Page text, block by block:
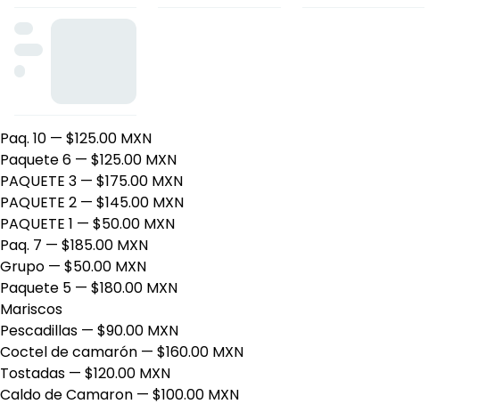
Producto extra
— $15.00 MXN
Paquete 8
PAQUETE 4
— $185.00 MXN
Paq. 10 — $125.00 MXN
Paquete 6 — $125.00 MXN
PAQUETE 3 — $175.00 MXN
PAQUETE 2 — $145.00 MXN
PAQUETE 1 — $50.00 MXN
Paq. 7 — $185.00 MXN
Grupo — $50.00 MXN
Paquete 5 — $180.00 MXN
Mariscos
Pescadillas — $90.00 MXN
Coctel de camarón — $160.00 MXN
Tostadas — $120.00 MXN
Caldo de Camaron — $100.00 MXN